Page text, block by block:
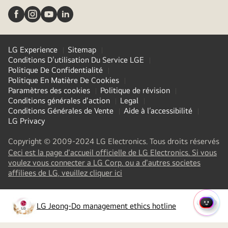
LG Experience
Sitemap
Conditions D’utilisation Du Service LGE
Politique De Confidentialité
Politique En Matière De Cookies
Paramètres des cookies
Politique de révision
Conditions générales d'action
Legal
Conditions Générales de Vente
Aide à l’accessibilité
LG Privacy
Copyright © 2009-2024 LG Electronics. Tous droits réservés
Ceci est la page d'accueil officielle de LG Electronics. Si vous
voulez vous connecter a LG Corp. ou a d'autres societes
affiliees de LG, veuillez cliquer ici
a
new
tab)
LG Jeong-Do management ethics hotline
opens
in
MENU